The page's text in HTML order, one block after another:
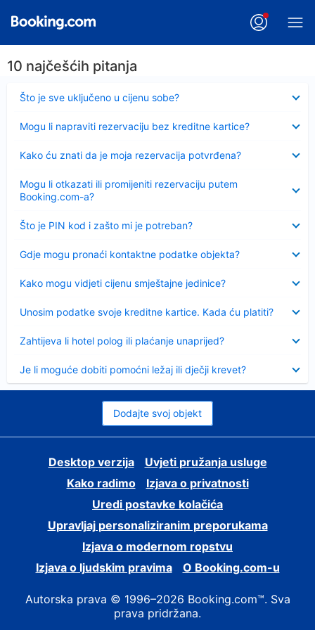
10 najčešćih pitanja
Što je sve uključeno u cijenu sobe?
Sažeto
Mogu li napraviti rezervaciju bez kreditne kartice?
Kako ću znati da je moja rezervacija potvrđena?
Mogu li otkazati ili promijeniti rezervaciju putem
Booking.com-a?
Što je PIN kod i zašto mi je potreban?
Sažeto
Gdje mogu pronaći kontaktne podatke objekta?
Kako mogu vidjeti cijenu smještajne jedinice?
Unosim podatke svoje kreditne kartice. Kada ću platiti?
Zahtijeva li hotel polog ili plaćanje unaprijed?
Je li moguće dobiti pomoćni ležaj ili dječji krevet?
Dodajte svoj objekt
Desktop verzija
Uvjeti pružanja usluge
Kako radimo
Izjava o privatnosti
Uredi postavke kolačića
Upravljaj personaliziranim preporukama
Izjava o modernom ropstvu
Izjava o ljudskim pravima
O Booking.com-u
Autorska prava © 1996–2026 Booking.com™. Sva
prava pridržana.